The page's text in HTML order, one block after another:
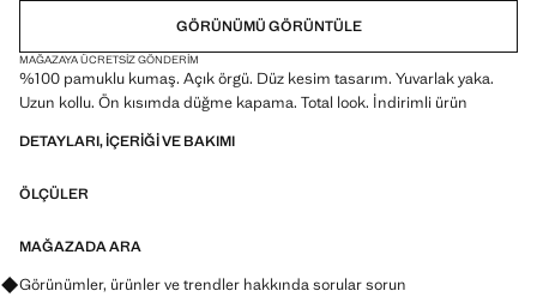
GÖRÜNÜMÜ GÖRÜNTÜLE
MAĞAZAYA ÜCRETSIZ GÖNDERIM
%100 pamuklu kumaş. Açık örgü. Düz kesim tasarım. Yuvarlak yaka.
Uzun kollu. Ön kısımda düğme kapama. Total look. İndirimli ürün
DETAYLARI, IÇERIĞI VE BAKIMI
ÖLÇÜLER
MAĞAZADA ARA
Görünümler, ürünler ve trendler hakkında sorular sorun